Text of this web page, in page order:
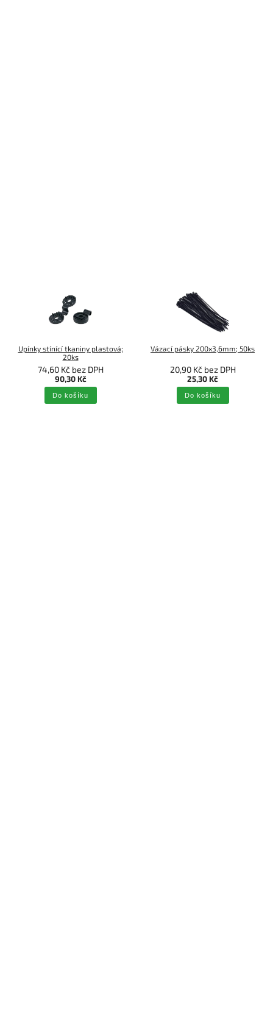
Upínky stínící tkaniny plastová;
20ks
74,60 Kč bez DPH
90,30 Kč
Do košíku
Vázací pásky 200x3,6mm; 50ks
20,90 Kč bez DPH
25,30 Kč
Do košíku